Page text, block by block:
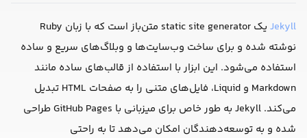
Jekyll
یک static site generator متن‌باز است که با زبان Ruby
نوشته شده و برای ساخت وب‌سایت‌ها و وبلاگ‌های سریع و ساده
استفاده می‌شود. این ابزار با استفاده از قالب‌های ساده مانند
Markdown و Liquid، فایل‌های متنی را به صفحات HTML تبدیل
می‌کند. Jekyll به طور خاص برای میزبانی با GitHub Pages طراحی
شده و به توسعه‌دهندگان امکان می‌دهد تا به راحتی